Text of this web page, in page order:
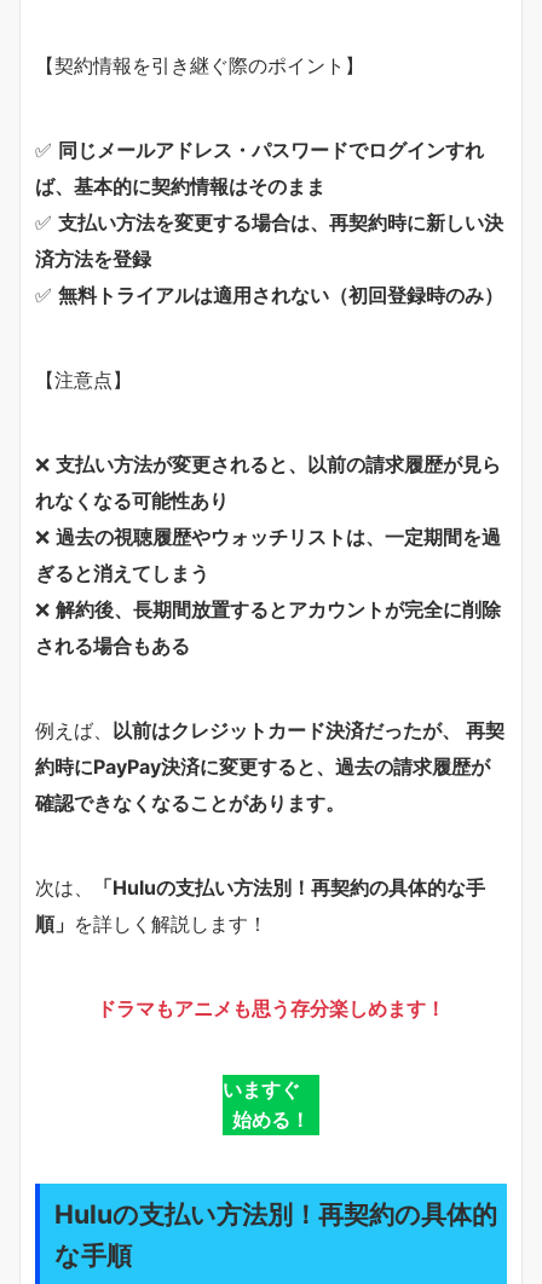
【契約情報を引き継ぐ際のポイント】
✅ 同じメールアドレス・パスワードでログインすれ
ば、基本的に契約情報はそのまま
✅ 支払い方法を変更する場合は、再契約時に新しい決
済方法を登録
✅ 無料トライアルは適用されない（初回登録時のみ）
【注意点】
❌ 支払い方法が変更されると、以前の請求履歴が見ら
れなくなる可能性あり
❌ 過去の視聴履歴やウォッチリストは、一定期間を過
ぎると消えてしまう
❌ 解約後、長期間放置するとアカウントが完全に削除
される場合もある
例えば、 以前はクレジットカード決済だったが、 再契
約時にPayPay決済に変更すると、過去の請求履歴が
確認できなくなることがあります。
次は、
「Huluの支払い方法別！再契約の具体的な手
順」 を詳しく解説します！
ドラマもアニメも思う存分楽しめます！
いますぐ
始める！
Huluの支払い方法別！再契約の具体的
な手順